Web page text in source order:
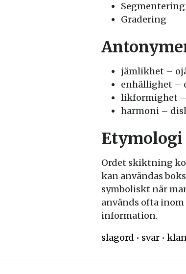
Segmentering
Gradering
jämlikhet –
enhällighet –
likformighet
harmoni –
Etymologi
Ordet skiktning
kan användas
symboliskt när
används ofta
information.
slagord • svar •